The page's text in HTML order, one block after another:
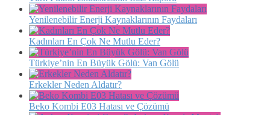
Yenilenebilir Enerji Kaynaklarının Faydaları
Kadınları En Çok Ne Mutlu Eder?
Türkiye’nin En Büyük Gölü: Van Gölü
Erkekler Neden Aldatır?
Beko Kombi E03 Hatası ve Çözümü